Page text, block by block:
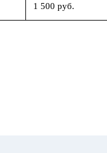
1 500 руб.